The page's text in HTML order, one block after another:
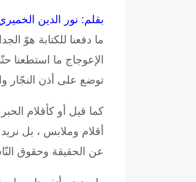
بقلم: نور الدين
ما دفعنا للكتابة هوّ
الإعوجاج ما استطعنا
توضع على أذن النجّار
كما قيل أو كأقلام
أقلام وملابس ، بل
عن الحقيقة وحقوق